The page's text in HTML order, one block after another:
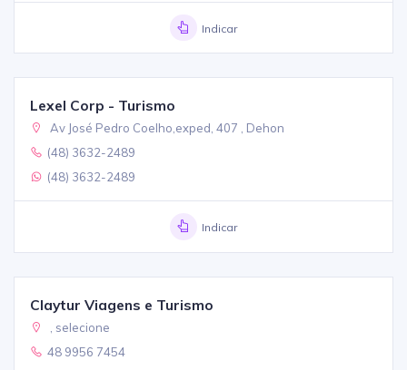
Indicar
Lexel Corp - Turismo
Av José Pedro Coelho,exped, 407 , Dehon
(48) 3632-2489
(48) 3632-2489
Indicar
Claytur Viagens e Turismo
, selecione
48 9956 7454